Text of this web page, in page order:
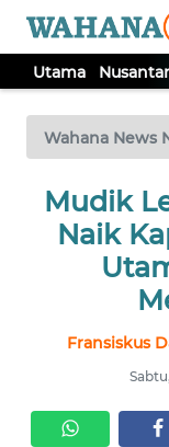
Utama
Wahana News
Mudik
Naik
Fransiskus
TV
Tutup
UTAMA
NUSANTARA
SERBI